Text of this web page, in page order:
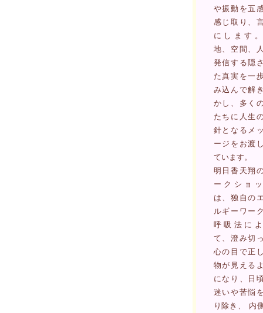
や振動を五
感じ取り、
にします
地、空間、
発信する隠
た真実を一
み込んで解
かし、多く
たちに人生
針となるメ
ージをお渡
ています。
明日香天翔
ークショ
は、独自の
ルギーワー
呼吸法に
て、澄み切
心の目で正
物が見える
になり、日
迷いや苦悩
り除き、 内